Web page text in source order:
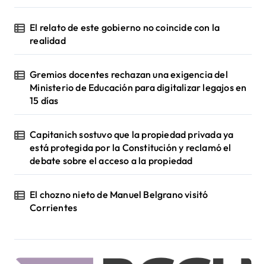
El relato de este gobierno no coincide con la
realidad
Gremios docentes rechazan una exigencia del
Ministerio de Educación para digitalizar legajos en
15 días
Capitanich sostuvo que la propiedad privada ya
está protegida por la Constitución y reclamó el
debate sobre el acceso a la propiedad
El chozno nieto de Manuel Belgrano visitó
Corrientes